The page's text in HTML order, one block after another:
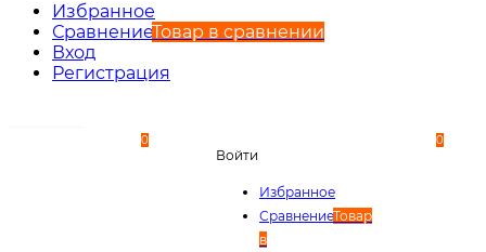
Избранное
СравнениеТовар в сравнении
Вход
Регистрация
0
Войти
Избранное
СравнениеТовар
в
0